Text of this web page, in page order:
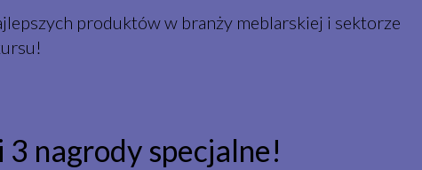
produktów w branży meblarskiej i sektorze
nagrody specjalne!